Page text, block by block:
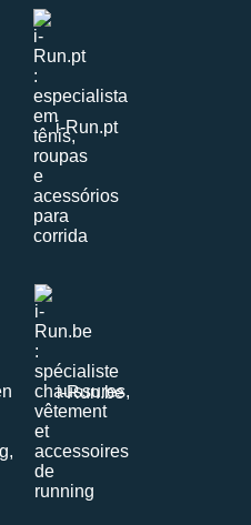
i-Run.pt
i-Run.be